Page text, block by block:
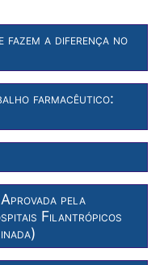
fazem a diferença no
farmacêutico:
pela
Filantrópicos